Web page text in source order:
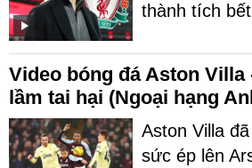
thành tích
Video bóng đá Aston Villa
lầm tai hại (Ngoại hạng
Aston Villa
sức ép lên